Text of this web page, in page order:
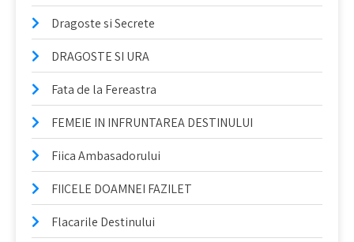
Dragoste si Secrete
DRAGOSTE SI URA
Fata de la Fereastra
FEMEIE IN INFRUNTAREA DESTINULUI
Fiica Ambasadorului
FIICELE DOAMNEI FAZILET
Flacarile Destinului